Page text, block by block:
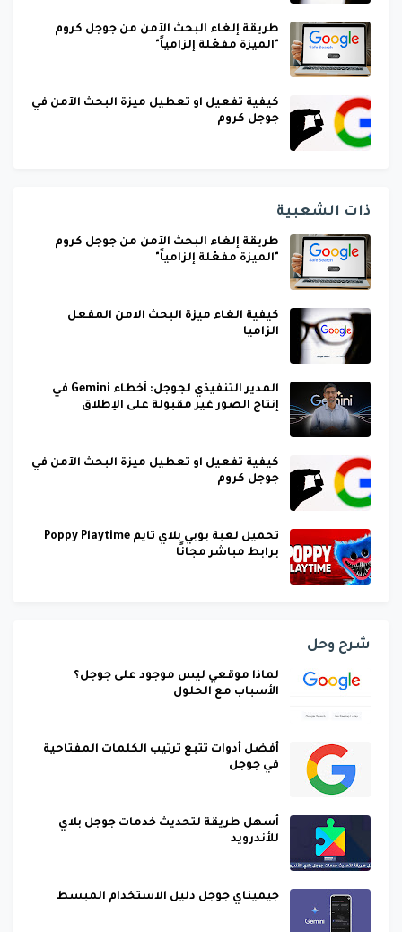
طريقة إلغاء البحث الآمن من جوجل كروم
"الميزة مفعّلة إلزامياً"
كيفية تفعيل او تعطيل ميزة البحث الآمن في
جوجل كروم
ذات الشعبية
طريقة إلغاء البحث الآمن من جوجل كروم
"الميزة مفعّلة إلزامياً"
كيفية الغاء ميزة البحث الامن المفعل
الزاميا
المدير التنفيذي لجوجل: أخطاء Gemini في
إنتاج الصور غير مقبولة على الإطلاق
كيفية تفعيل او تعطيل ميزة البحث الآمن في
جوجل كروم
تحميل لعبة بوبي بلاي تايم Poppy Playtime
برابط مباشر مجانًا
شرح وحل
لماذا موقعي ليس موجود على جوجل؟
الأسباب مع الحلول
أفضل أدوات تتبع ترتيب الكلمات المفتاحية
في جوجل
أسهل طريقة لتحديث خدمات جوجل بلاي
للأندرويد
جيميناي جوجل دليل الاستخدام المبسط